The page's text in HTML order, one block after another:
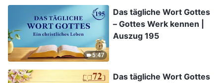
5:47
Das tägliche Wort Gottes
– Gottes Werk kennen |
Auszug 195
Das tägliche Wort Gottes